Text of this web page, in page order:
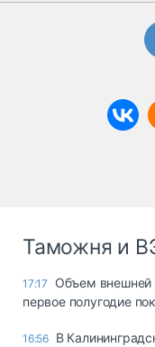
Таможня и
17:17
Объем внешней
первое полугодие
16:56 В